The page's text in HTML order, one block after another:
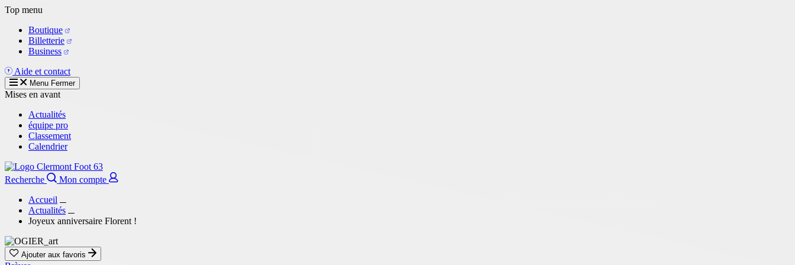
Aller
contenu
principal
Top menu
Boutique
Billetterie
Business
Aide et contact
Menu Fermer
Mises en avant
Actualités
équipe pro
Classement
Calendrier
Recherche
Mon compte
Accueil
Actualités
Joyeux anniversaire Florent !
Ajouter aux favoris